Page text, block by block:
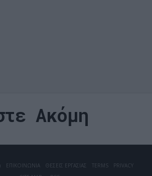
Ακόμη
ΕΠΙΚΟΙΝΩΝΙΑ ΘΕΣΕΙΣ ΕΡΓΑΣΙΑΣ TERMS
PRIVACY